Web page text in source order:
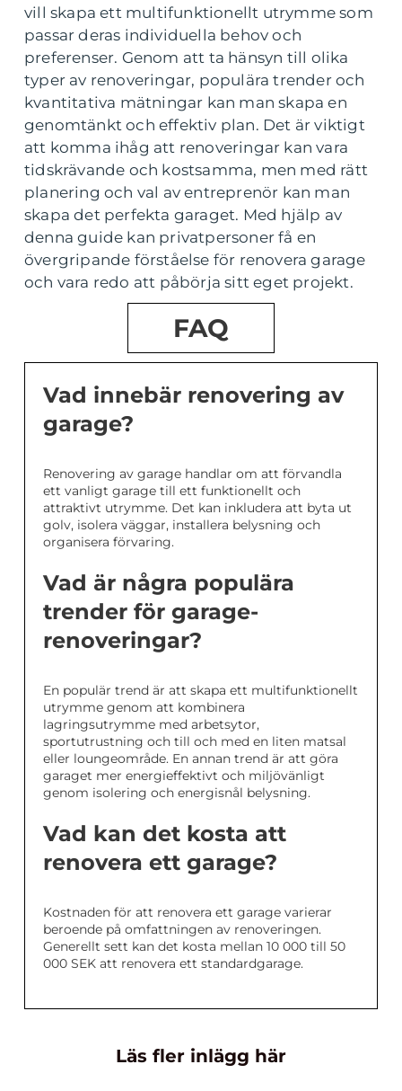
vill skapa ett multifunktionellt utrymme som
passar deras individuella behov och
preferenser. Genom att ta hänsyn till olika
typer av renoveringar, populära trender och
kvantitativa mätningar kan man skapa en
genomtänkt och effektiv plan. Det är viktigt
att komma ihåg att renoveringar kan vara
tidskrävande och kostsamma, men med rätt
planering och val av entreprenör kan man
skapa det perfekta garaget. Med hjälp av
denna guide kan privatpersoner få en
övergripande förståelse för renovera garage
och vara redo att påbörja sitt eget projekt.
FAQ
Vad innebär renovering av
garage?
Renovering av garage handlar om att förvandla
ett vanligt garage till ett funktionellt och
attraktivt utrymme. Det kan inkludera att byta ut
golv, isolera väggar, installera belysning och
organisera förvaring.
Vad är några populära
trender för garage-
renoveringar?
En populär trend är att skapa ett multifunktionellt
utrymme genom att kombinera
lagringsutrymme med arbetsytor,
sportutrustning och till och med en liten matsal
eller loungeområde. En annan trend är att göra
garaget mer energieffektivt och miljövänligt
genom isolering och energisnål belysning.
Vad kan det kosta att
renovera ett garage?
Kostnaden för att renovera ett garage varierar
beroende på omfattningen av renoveringen.
Generellt sett kan det kosta mellan 10 000 till 50
000 SEK att renovera ett standardgarage.
Läs fler inlägg här